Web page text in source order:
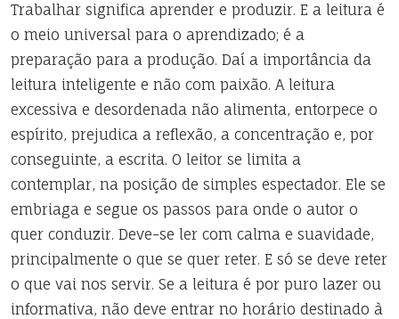
Trabalhar significa aprender e produzir. E a leitura é
o meio universal para o aprendizado; é a
preparação para a produção. Daí a importância da
leitura inteligente e não com paixão. A leitura
excessiva e desordenada não alimenta, entorpece o
espírito, prejudica a reflexão, a concentração e, por
conseguinte, a escrita. O leitor se limita a
contemplar, na posição de simples espectador. Ele se
embriaga e segue os passos para onde o autor o
quer conduzir. Deve-se ler com calma e suavidade,
principalmente o que se quer reter. E só se deve reter
o que vai nos servir. Se a leitura é por puro lazer ou
informativa, não deve entrar no horário destinado à